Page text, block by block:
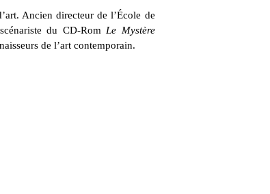
Ancien directeur de l’École de
du CD-Rom Le Mystère
de l’art contemporain.